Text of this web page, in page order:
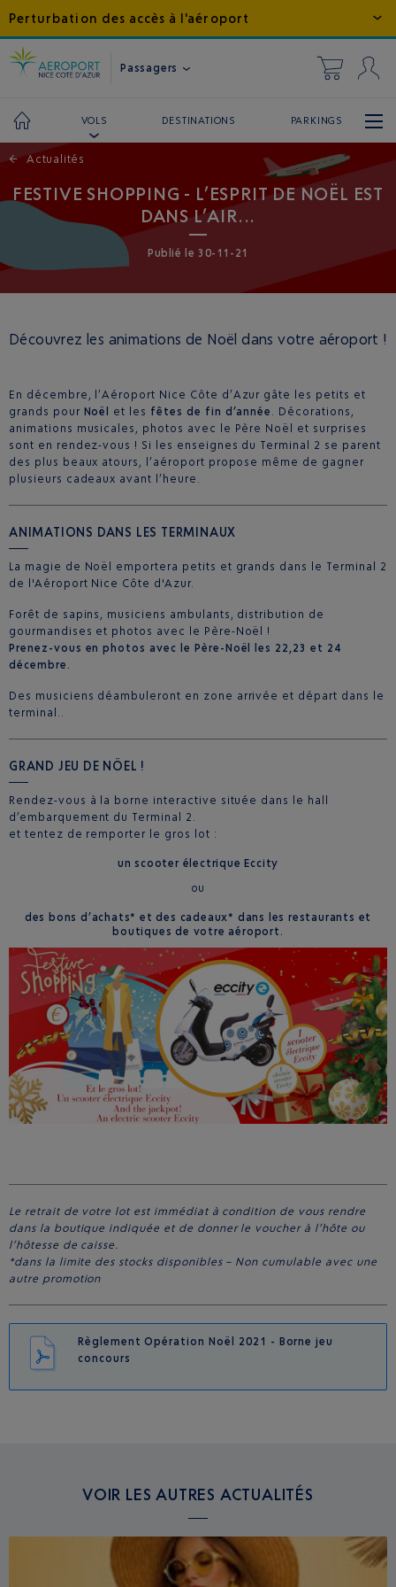
Perturbation des accès à l'aéroport
Passagers
VOLS DESTINATIONS PARKINGS
← Actualités
FESTIVE SHOPPING - L’ESPRIT DE NOËL EST
DANS L’AIR...
Publié le 30-11-21
Découvrez les animations de Noël dans votre aéroport !
En décembre, l’Aéroport Nice Côte d’Azur gâte les petits et
grands pour Noël et les fêtes de fin d’année . Décorations,
animations musicales, photos avec le Père Noël et surprises
sont en rendez-vous ! Si les enseignes du Terminal 2 se parent
des plus beaux atours, l’aéroport propose même de gagner
plusieurs cadeaux avant l’heure.
ANIMATIONS DANS LES TERMINAUX
La magie de Noël emportera petits et grands dans le Terminal 2
de l'Aéroport Nice Côte d'Azur.
Forêt de sapins, musiciens ambulants, distribution de
gourmandises et photos avec le Père-Noël !
Prenez-vous en photos avec le Père-Noël les 22,23 et 24
décembre.
Des musiciens déambuleront en zone arrivée et départ dans le
terminal..
GRAND JEU DE NÖEL !
Rendez-vous à la borne interactive située dans le hall
d’embarquement du Terminal 2.
et tentez de remporter le gros lot :
un scooter électrique Eccity
ou
des bons d’acha ts* et des cadeaux* dans les restaurants et
boutiques de votre aéroport.
Le retrait de votre lot est immédiat à condition de vous rendre
dans la boutique indiquée et de donner le voucher à l’hôte ou
l’hôtesse de caisse.
*dans la limite des stocks disponibles – Non cumulable avec une
autre promotion
Règlement Opération Noël 2021 - Borne jeu
concours
VOIR LES AUTRES ACTUALITÉS